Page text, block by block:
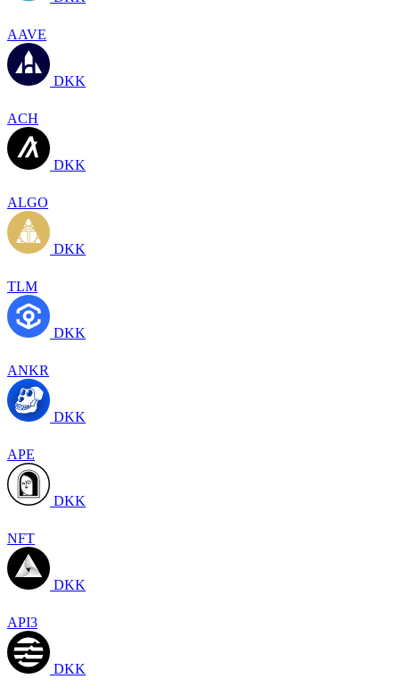
AAVE
DKK
ACH
DKK
ALGO
DKK
TLM
DKK
ANKR
DKK
APE
DKK
NFT
DKK
API3
DKK